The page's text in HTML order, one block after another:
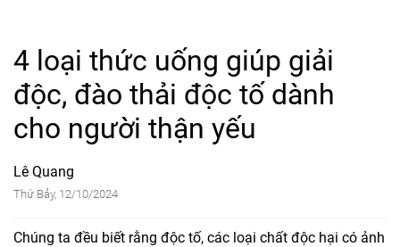
4 loại thức uống giúp giải
độc, đào thải độc tố dành
cho người thận yếu
Lê Quang
Thứ Bảy, 12/10/2024
Chúng ta đều biết rằng độc tố, các loại chất độc hại có ảnh